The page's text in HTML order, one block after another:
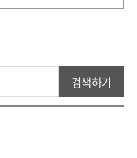
검색하기